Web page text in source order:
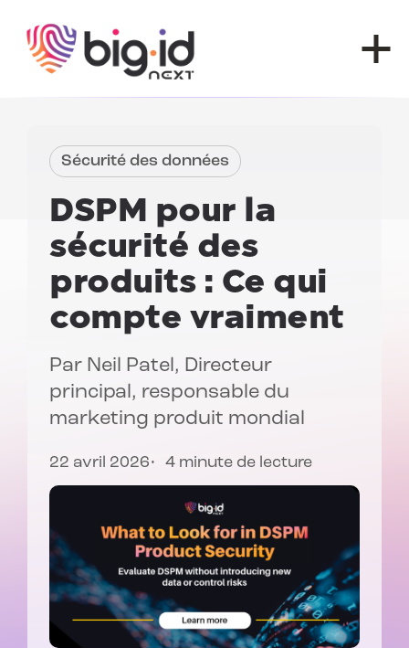
Sécurité des données
DSPM pour la
sécurité des
produits : Ce qui
compte vraiment
Par Neil Patel, Directeur
principal, responsable du
marketing produit mondial
22 avril 2026 4 minute de lecture